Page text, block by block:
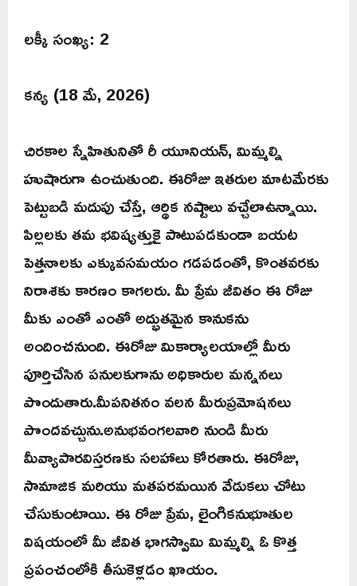
లక్కీ సంఖ్య: 2
కన్య (18 మే, 2026)
చిరకాల స్నేహితునితో రీ యూనియన్, మిమ్మల్ని
హుషారుగా ఉంచుతుంది. ఈరోజు ఇతరుల మాటమేరకు
పెట్టుబడి మదుపు చేస్తే, ఆర్థిక నష్టాలు వచ్చేలాఉన్నాయి.
పిల్లలకు తమ భవిష్యత్తుకై పాటుపడకుండా బయట
పెత్తనాలకు ఎక్కువసమయం గడపడంతో, కొంతవరకు
నిరాశకు కారణం కాగలరు. మీ ప్రేమ జీవితం ఈ రోజు
మీకు ఎంతో ఎంతో అద్భుతమైన కానుకను
అందించనుంది. ఈరోజు మికార్యాలయాల్లో మీరు
పూర్తిచేసిన పనులకుగాను అధికారుల మన్ననలు
పొందుతారు.మీపనితనం వలన మీరుప్రమోషనలు
పొందవచ్చును.అనుభవంగలవారి నుండి మీరు
మీవ్యాపారవిస్తరణకు సలహాలు కోరతారు. ఈరోజు,
సామాజిక మరియు మతపరమయిన వేడుకలు చోటు
చేసుకుంటాయి. ఈ రోజు ప్రేమ, లైంగికనుభూతుల
విషయంలో మీ జీవిత భాగస్వామి మిమ్మల్ని ఓ కొత్త
ప్రపంచంలోకి తీసుకెళ్లడం ఖాయం.